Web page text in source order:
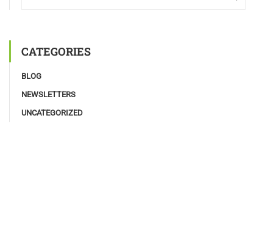
CATEGORIES
BLOG
NEWSLETTERS
UNCATEGORIZED